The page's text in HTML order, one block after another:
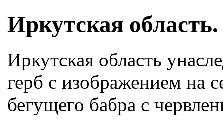
Иркутская
Иркутская область
герб с изображением на
бегущего бабра с